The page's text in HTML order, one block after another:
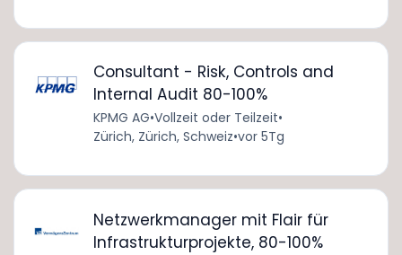
Consultant - Risk, Controls and
Internal Audit 80-100%
KPMG AG•Vollzeit oder Teilzeit•
Zürich, Zürich, Schweiz•vor 5Tg
Netzwerkmanager mit Flair für
Infrastrukturprojekte, 80-100%